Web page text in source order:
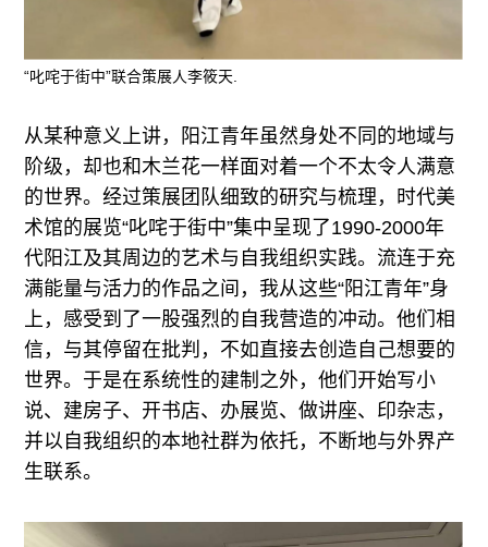
“叱咤于街中”联合策展人李筱天.
从某种意义上讲，阳江青年虽然身处不同的地域与
阶级，却也和木兰花一样面对着一个不太令人满意
的世界。经过策展团队细致的研究与梳理，时代美
术馆的展览“叱咤于街中”集中呈现了1990-2000年
代阳江及其周边的艺术与自我组织实践。流连于充
满能量与活力的作品之间，我从这些“阳江青年”身
上，感受到了一股强烈的自我营造的冲动。他们相
信，与其停留在批判，不如直接去创造自己想要的
世界。于是在系统性的建制之外，他们开始写小
说、建房子、开书店、办展览、做讲座、印杂志，
并以自我组织的本地社群为依托，不断地与外界产
生联系。